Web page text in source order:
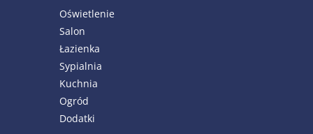
Oświetlenie
Salon
Łazienka
Sypialnia
Kuchnia
Ogród
Dodatki